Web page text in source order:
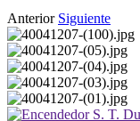
Anterior Siguiente